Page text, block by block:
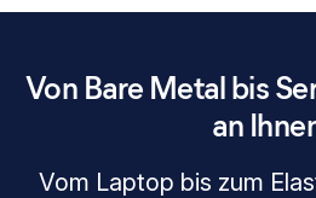
Von Bare Metal bis
an
Vom Laptop bis zum